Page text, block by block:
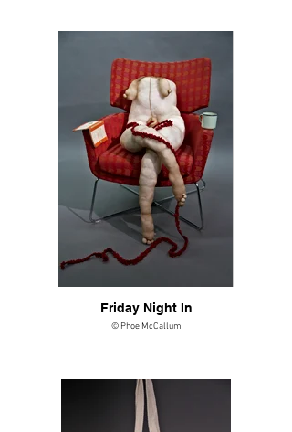
Friday Night In
© Phoe McCallum